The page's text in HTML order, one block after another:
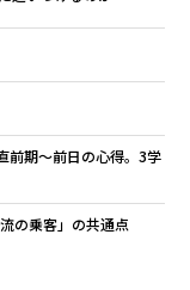
前期〜前日の心得。3学
の乗客」の共通点